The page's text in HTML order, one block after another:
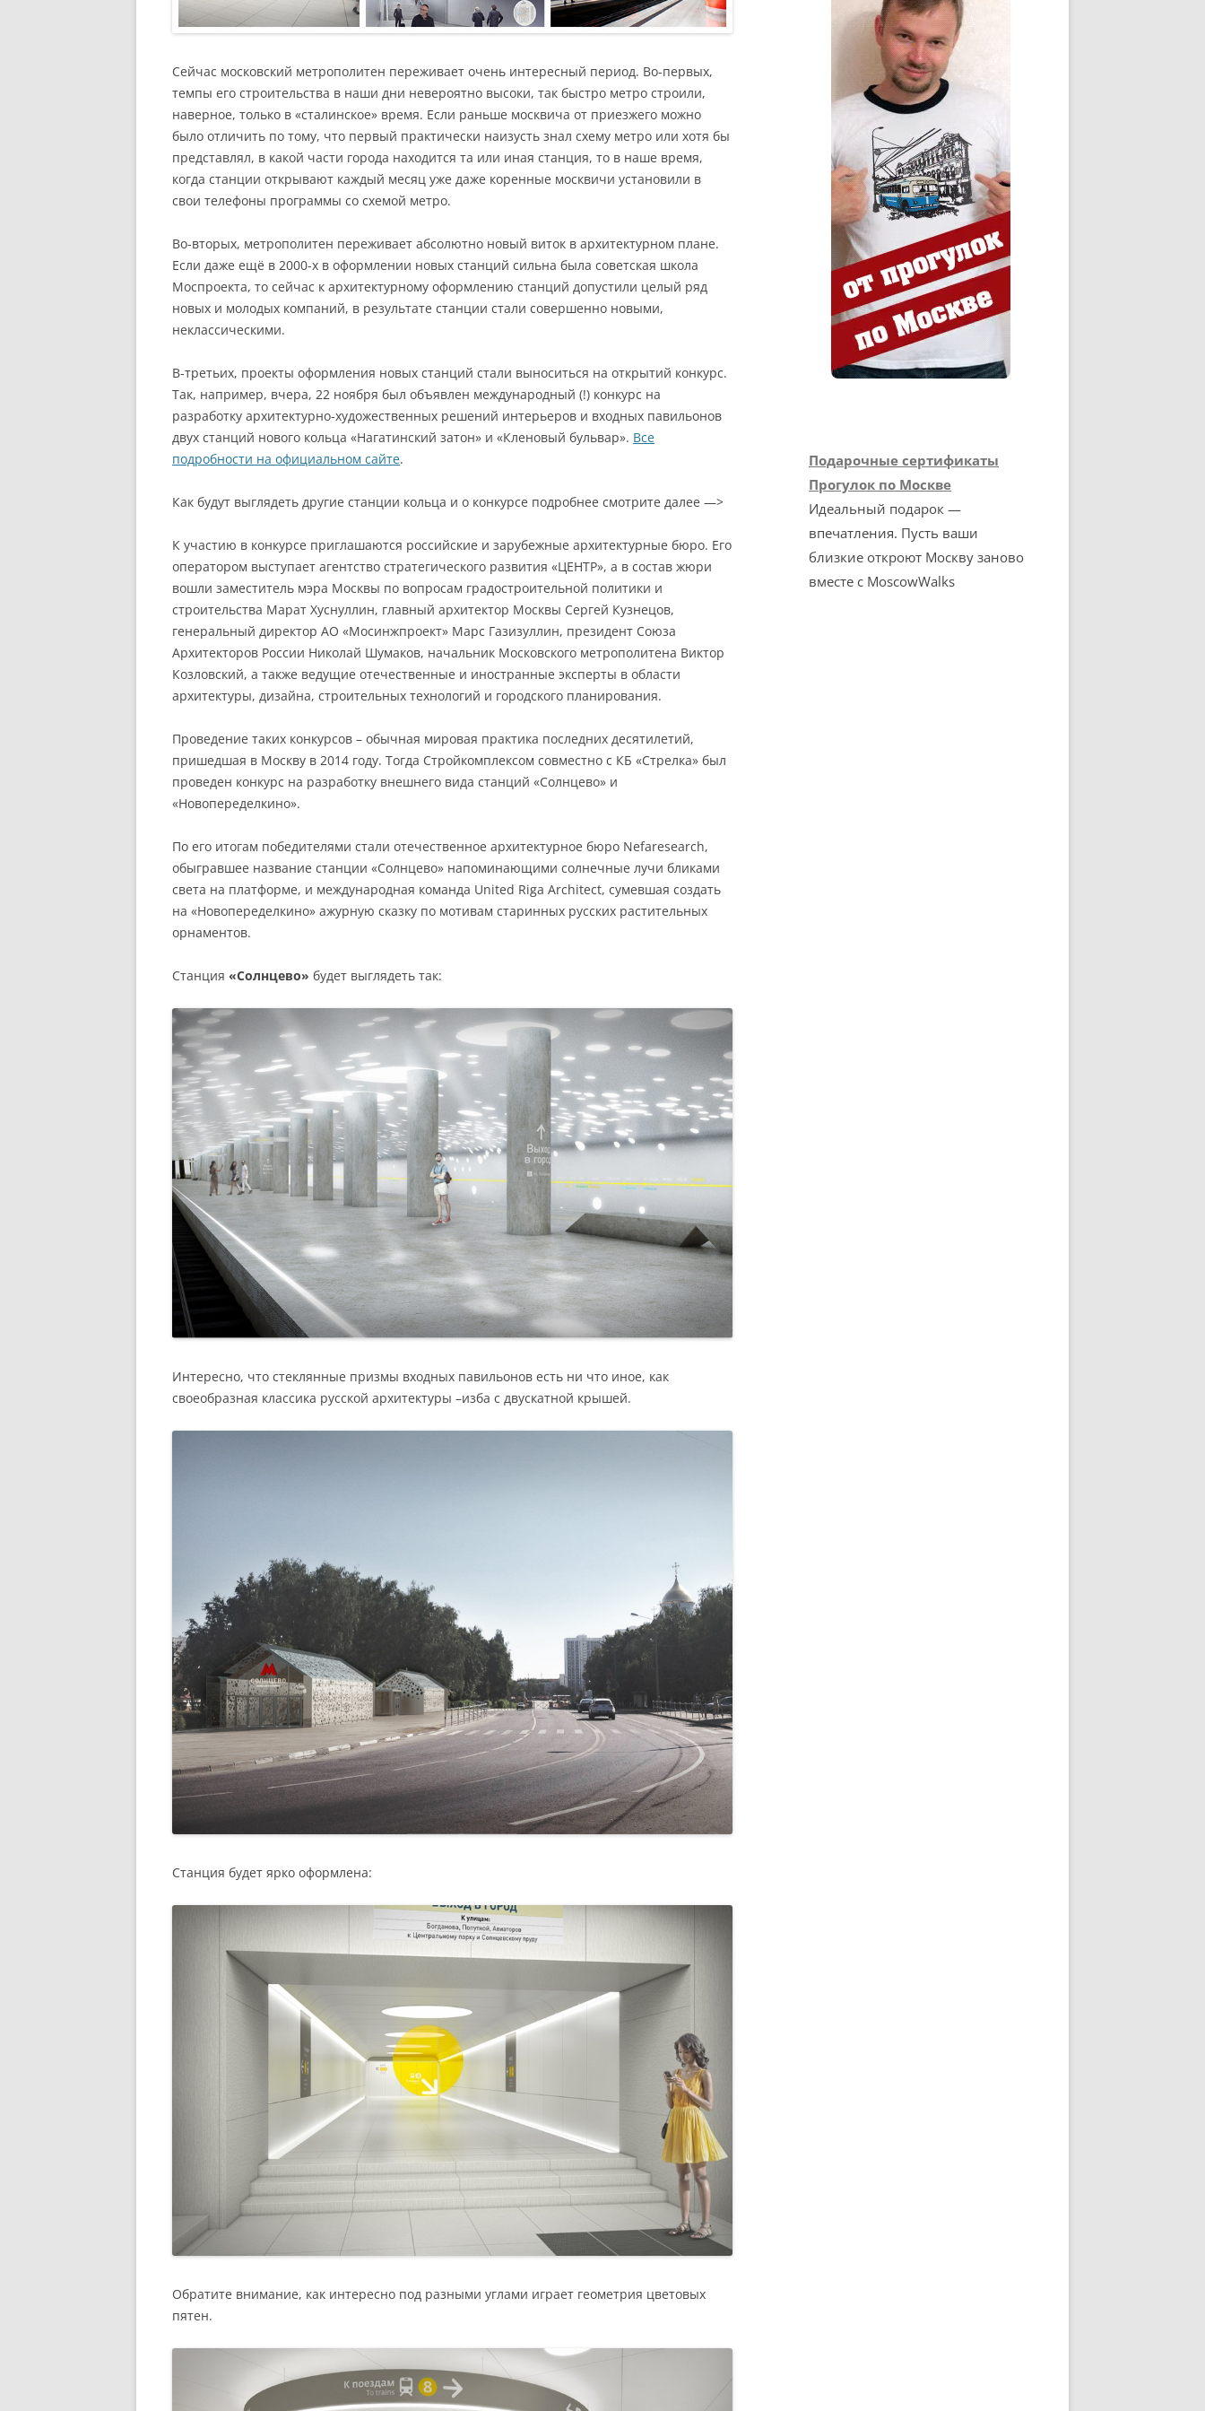
Сейчас московский метрополитен переживает очень интересный период. Во-первых,
темпы его строительства в наши дни невероятно высоки, так быстро метро строили,
наверное, только в «сталинское» время. Если раньше москвича от приезжего можно
было отличить по тому, что первый практически наизусть знал схему метро или хотя бы
представлял, в какой части города находится та или иная станция, то в наше время,
когда станции открывают каждый месяц уже даже коренные москвичи установили в
свои телефоны программы со схемой метро.
Во-вторых, метрополитен переживает абсолютно новый виток в архитектурном плане.
Если даже ещё в 2000-х в оформлении новых станций сильна была советская школа
Моспроекта, то сейчас к архитектурному оформлению станций допустили целый ряд
новых и молодых компаний, в результате станции стали совершенно новыми,
неклассическими.
В-третьих, проекты оформления новых станций стали выноситься на открытий конкурс.
Так, например, вчера, 22 ноября был объявлен международный (!) конкурс на
разработку архитектурно-художественных решений интерьеров и входных павильонов
двух станций нового кольца «Нагатинский затон» и «Кленовый бульвар». Все
подробности на официальном сайте.
Как будут выглядеть другие станции кольца и о конкурсе подробнее смотрите далее —>
К участию в конкурсе приглашаются российские и зарубежные архитектурные бюро. Его
оператором выступает агентство стратегического развития «ЦЕНТР», а в состав жюри
вошли заместитель мэра Москвы по вопросам градостроительной политики и
строительства Марат Хуснуллин, главный архитектор Москвы Сергей Кузнецов,
генеральный директор АО «Мосинжпроект» Марс Газизуллин, президент Союза
Архитекторов России Николай Шумаков, начальник Московского метрополитена Виктор
Козловский, а также ведущие отечественные и иностранные эксперты в области
архитектуры, дизайна, строительных технологий и городского планирования.
Проведение таких конкурсов – обычная мировая практика последних десятилетий,
пришедшая в Москву в 2014 году. Тогда Стройкомплексом совместно с КБ «Стрелка» был
проведен конкурс на разработку внешнего вида станций «Солнцево» и
«Новопеределкино».
По его итогам победителями стали отечественное архитектурное бюро Nefaresearch,
обыгравшее название станции «Солнцево» напоминающими солнечные лучи бликами
света на платформе, и международная команда United Riga Architect, сумевшая создать
на «Новопеределкино» ажурную сказку по мотивам старинных русских растительных
орнаментов.
Станция «Солнцево» будет выглядеть так:
Интересно, что стеклянные призмы входных павильонов есть ни что иное, как
своеобразная классика русской архитектуры –изба с двускатной крышей.
Станция будет ярко оформлена:
Обратите внимание, как интересно под разными углами играет геометрия цветовых
пятен.
Подарочные сертификаты
Прогулок по Москве
Идеальный подарок —
впечатления. Пусть ваши
близкие откроют Москву заново
вместе с MoscowWalks